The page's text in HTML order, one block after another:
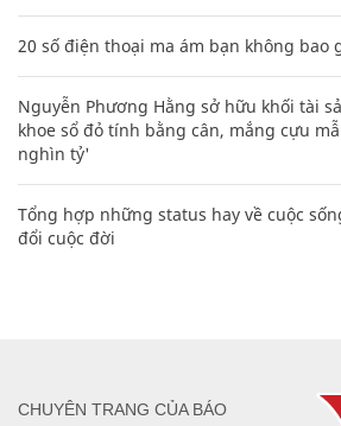
20 số điện thoại ma ám bạn không bao
Nguyễn Phương Hằng sở hữu khối tài
khoe sổ đỏ tính bằng cân, mắng cựu
nghìn tỷ'
Tổng hợp những status hay về cuộc
đổi cuộc đời
CHUYÊN TRANG CỦA BÁO